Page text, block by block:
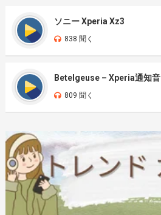
ソニー Xperia Xz3
838 聞く
Betelgeuse – Xperia通知音
809 聞く